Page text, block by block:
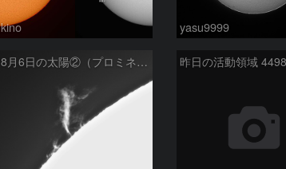
kino yasu9999
8月6日の太陽②（プロミネン北東縁 ）